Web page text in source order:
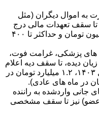
به اموال دیگران (مثل
تا سقف تعهدات مالی درج
شده در بیمه نامه (حداقل ۲۰ میلیون تومان و حداکثر تا ۴۰۰
های پزشکی، غرامت فوت،
دیده، تا سقف دیه اعلام
شده توسط قوه قضاییه (در سال ۱۴۰۳، ۱.۲ میلیارد تومان در
جانی واردشده به راننده
عضو) نیز تا سقف مشخصی